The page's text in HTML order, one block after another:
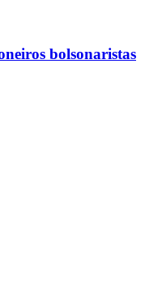
bolsonaristas